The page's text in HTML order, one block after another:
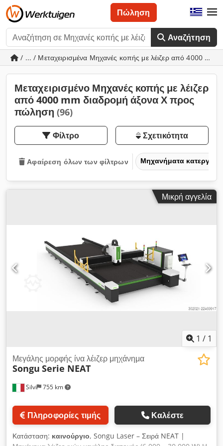
Αναζήτηση
Πώληση
/ ... / Μεταχειρισμένα Μηχανές κοπής με λέιζερ από 4000 mm
Μεταχειρισμένο Μηχανές κοπής με λέιζερ
από 4000 mm διαδρομή άξονα Χ προς
πώληση (96)
Φίλτρο Σχετικότητα
Αφαίρεση όλων των φίλτρων Μηχανήματα
Μικρή αγγελία
1 / 1
Silvi 755 km
Μεγάλης μορφής ίνα λέιζερ μηχάνημα
Songu Serie NEAT
Πληροφορίες τιμής Καλέστε
Κατάσταση: καινούργιο, Songu Laser – Σειρά NEAT |